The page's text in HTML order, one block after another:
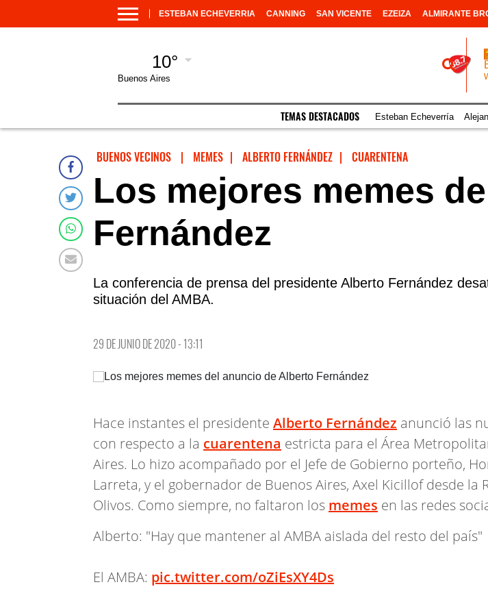
ESTEBAN ECHEVERRIA CANNING SAN VICENTE EZEIZA ALMIRANTE
10°
Buenos Aires
TEMAS DESTACADOS Esteban Echeverría
BUENOS VECINOS | MEMES | ALBERTO FERNÁNDEZ | CUARENTENA
Los mejores memes
Fernández
La conferencia de prensa del presidente Alberto Fernández
situación del AMBA.
29 DE JUNIO DE 2020 - 13:11
Hace instantes el presidente Alberto Fernández anunció las
con respecto a la cuarentena estricta para el Área
Aires. Lo hizo acompañado por el Jefe de Gobierno porteño,
Larreta, y el gobernador de Buenos Aires, Axel Kicillof desde la
Olivos. Como siempre, no faltaron los memes en las redes
Alberto: "Hay que mantener al AMBA aislada del resto del país"
El AMBA: pic.twitter.com/oZiEsXY4Ds